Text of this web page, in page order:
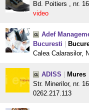
Bd. Poitiers , nr.
video
Adef
Bucuresti
Calea Calarasilor,
ADISS
Mures
Str. Minerilor, nr.
0262.217.113